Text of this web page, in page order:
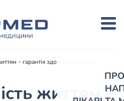
– гарантія здорового серця
життям –